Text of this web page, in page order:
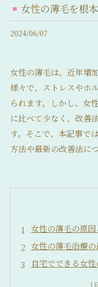
女性の薄毛を根
2024/06/07
女性の薄毛は、近年増
様々で、ストレスやホ
られます。しかし、女
に比べて少なく、改善
す。そこで、本記事で
方法や最新の改善法に
女性の薄毛の原因
女性の薄毛治療
自宅でできる女
女性の薄毛に効